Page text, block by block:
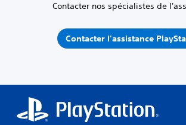
Contacter nos spécialistes de
Contacter l'assistance